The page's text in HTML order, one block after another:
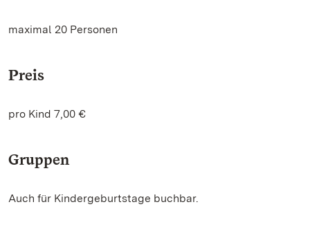
maximal 20 Personen
Preis
pro Kind 7,00 €
Gruppen
Auch für Kindergeburtstage buchbar.